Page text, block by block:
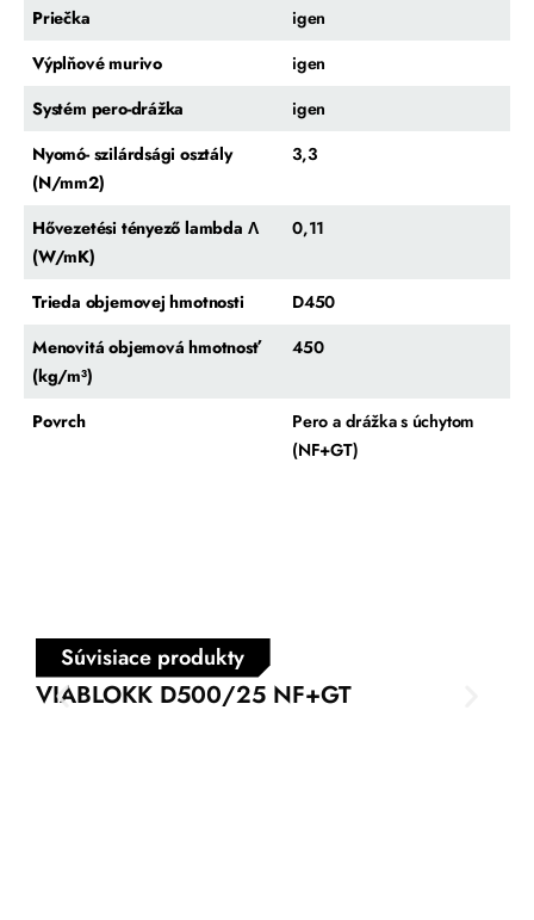
Priečka
igen
Výplňové murivo
igen
Systém pero-drážka
igen
Nyomó- szilárdsági osztály
(N/mm2)
3,3
Hővezetési tényező lambda Λ
(W/mK)
0,11
Trieda objemovej hmotnosti
D450
Menovitá objemová hmotnosť
(kg/m³)
450
Povrch
Pero a drážka s úchytom
(NF+GT)
Súvisiace produkty
VIABLOKK D500/25 NF+GT